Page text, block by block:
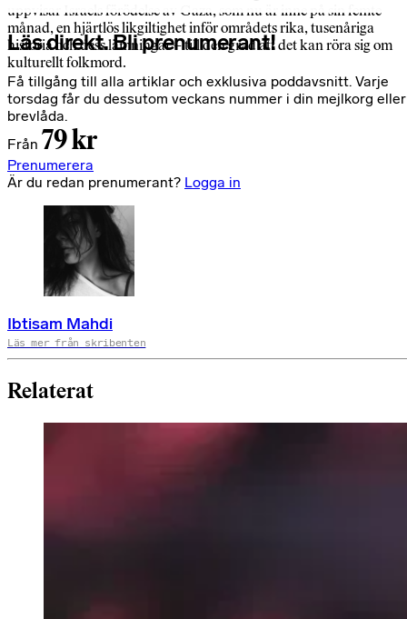
uppvisar Israels förödelse av Gaza, som nu är inne på sin femte
månad, en hjärtlös likgiltighet inför områdets rika, tusenåriga
historia och dess lämningar – till den grad att det kan röra sig om
kulturellt folkmord.
Läs direkt. Bli prenumerant!
Få tillgång till alla artiklar och exklusiva poddavsnitt. Varje
torsdag får du dessutom veckans nummer i din mejlkorg eller
brevlåda.
Från 79 kr
Prenumerera
Är du redan prenumerant? Logga in
Ibtisam Mahdi
Läs mer från skribenten
Relaterat